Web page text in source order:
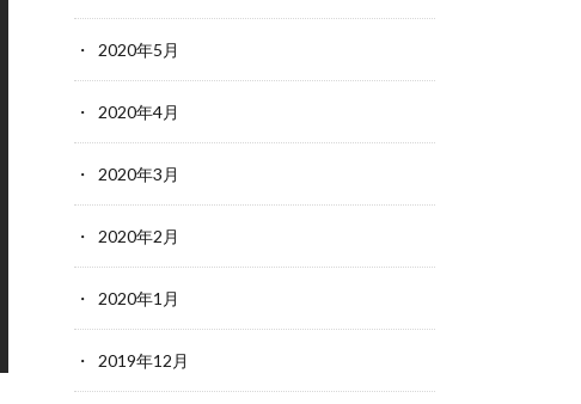
2020年5月
2020年4月
2020年3月
2020年2月
2020年1月
2019年12月